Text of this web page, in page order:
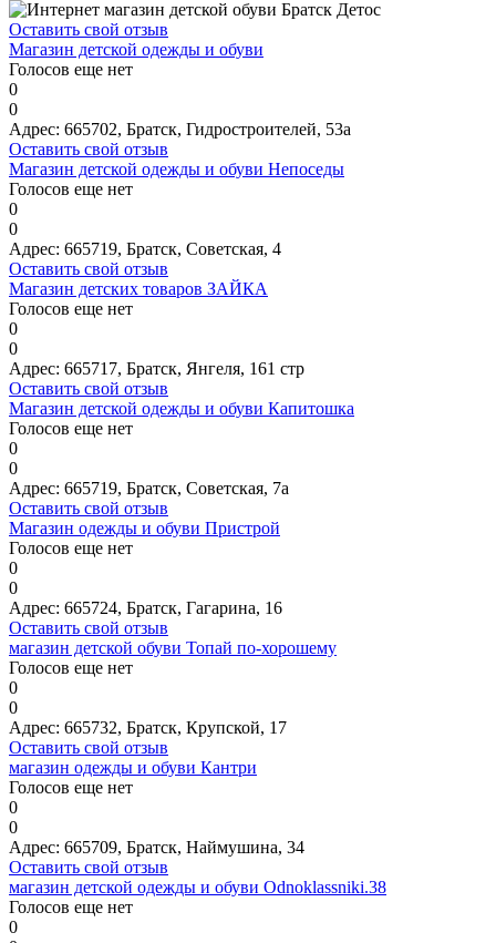
Оставить свой отзыв
Магазин детской одежды и обуви
Голосов еще нет
0
0
Адрес: 665702, Братск, Гидростроителей, 53а
Оставить свой отзыв
Магазин детской одежды и обуви Непоседы
Голосов еще нет
0
0
Адрес: 665719, Братск, Советская, 4
Оставить свой отзыв
Магазин детских товаров ЗАЙКА
Голосов еще нет
0
0
Адрес: 665717, Братск, Янгеля, 161 стр
Оставить свой отзыв
Магазин детской одежды и обуви Капитошка
Голосов еще нет
0
0
Адрес: 665719, Братск, Советская, 7а
Оставить свой отзыв
Магазин одежды и обуви Пристрой
Голосов еще нет
0
0
Адрес: 665724, Братск, Гагарина, 16
Оставить свой отзыв
магазин детской обуви Топай по-хорошему
Голосов еще нет
0
0
Адрес: 665732, Братск, Крупской, 17
Оставить свой отзыв
магазин одежды и обуви Кантри
Голосов еще нет
0
0
Адрес: 665709, Братск, Наймушина, 34
Оставить свой отзыв
магазин детской одежды и обуви Odnoklassniki.38
Голосов еще нет
0